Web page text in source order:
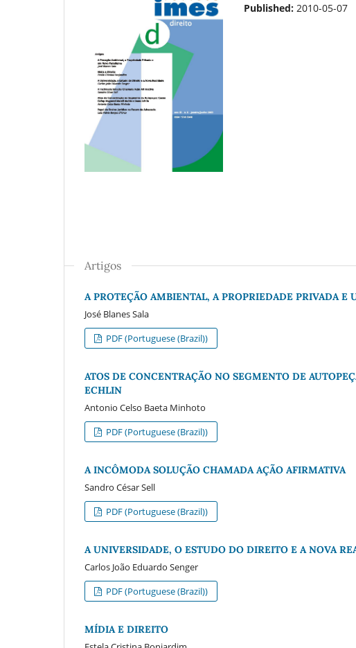
Published: 2010-05-07
Artigos
A PROTEÇÃO AMBIENTAL, A PROPRIEDADE PRIVADA E
José Blanes Sala
PDF (Portuguese (Brazil))
ATOS DE CONCENTRAÇÃO NO SEGMENTO DE
ECHLIN
Antonio Celso Baeta Minhoto
PDF (Portuguese (Brazil))
A INCÔMODA SOLUÇÃO CHAMADA AÇÃO AFIRMATIVA
Sandro César Sell
PDF (Portuguese (Brazil))
A UNIVERSIDADE, O ESTUDO DO DIREITO E A NOVA
Carlos João Eduardo Senger
PDF (Portuguese (Brazil))
MÍDIA E DIREITO